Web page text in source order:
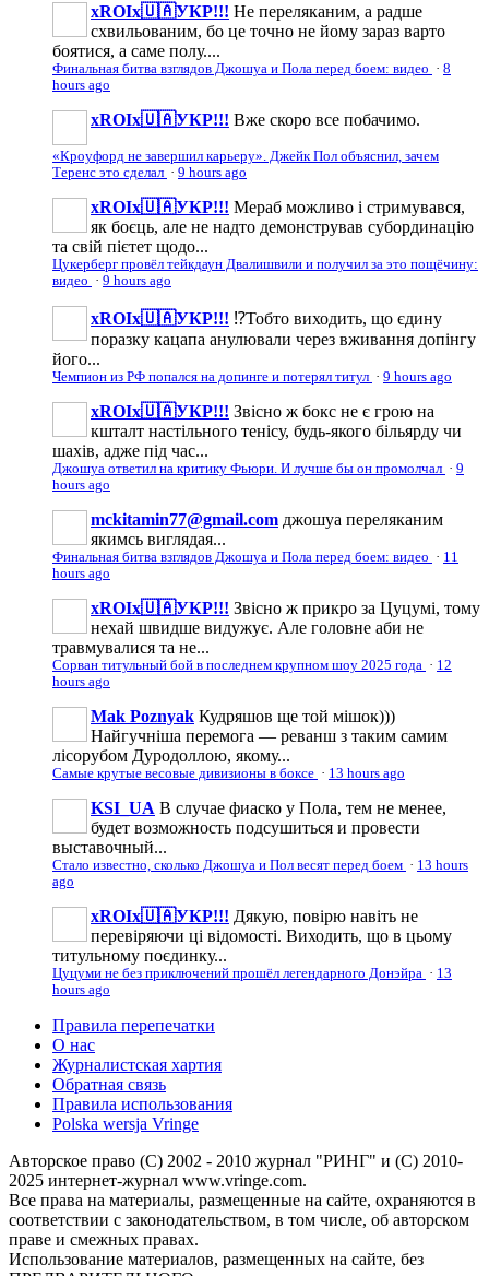
xROIx🇺🇦УКР!!! Не переляканим, а радше
схвильованим, бо це точно не йому зараз варто
боятися, а саме полу....
Финальная битва взглядов Джошуа и Пола перед боем: видео · 8
hours ago
xROIx🇺🇦УКР!!! Вже скоро все побачимо.
«Кроуфорд не завершил карьеру». Джейк Пол объяснил, зачем
Теренс это сделал · 9 hours ago
xROIx🇺🇦УКР!!! Мераб можливо і стримувався,
як боєць, але не надто демонстрував субординацію
та свій пієтет щодо...
Цукерберг провёл тейкдаун Двалишвили и получил за это пощёчину:
видео · 9 hours ago
xROIx🇺🇦УКР!!! ⁉️Тобто виходить, що єдину
поразку кацапа анулювали через вживання допінгу
його...
Чемпион из РФ попался на допинге и потерял титул · 9 hours ago
xROIx🇺🇦УКР!!! Звісно ж бокс не є грою на
кшталт настільного тенісу, будь-якого більярду чи
шахів, адже під час...
Джошуа ответил на критику Фьюри. И лучше бы он промолчал · 9
hours ago
mckitamin77@gmail.com джошуа переляканим
якимсь виглядая...
Финальная битва взглядов Джошуа и Пола перед боем: видео · 11
hours ago
xROIx🇺🇦УКР!!! Звісно ж прикро за Цуцумі, тому
нехай швидше видужує. Але головне аби не
травмувалися та не...
Сорван титульный бой в последнем крупном шоу 2025 года · 12
hours ago
Mak Poznyak Кудряшов ще той мішок)))
Найгучніша перемога — реванш з таким самим
лісорубом Дуродоллою, якому...
Самые крутые весовые дивизионы в боксе · 13 hours ago
KSI_UA В случае фиаско у Пола, тем не менее,
будет возможность подсушиться и провести
выставочный...
Стало известно, сколько Джошуа и Пол весят перед боем · 13 hours
ago
xROIx🇺🇦УКР!!! Дякую, повірю навіть не
перевіряючи ці відомості. Виходить, що в цьому
титульному поєдинку...
Цуцуми не без приключений прошёл легендарного Донэйра · 13
hours ago
Правила перепечатки
О нас
Журналистская хартия
Обратная связь
Правила использования
Polska wersja Vringe
Авторское право (С) 2002 - 2010 журнал "РИНГ" и (С) 2010-
2025 интернет-журнал www.vringe.com.
Все права на материалы, размещенные на сайте, охраняются в
соответствии с законодательством, в том числе, об авторском
праве и смежных правах.
Использование материалов, размещенных на сайте, без